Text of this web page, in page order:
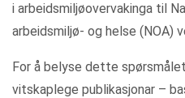
i arbeidsmiljøovervakinga til
arbeidsmiljø- og helse (NOA)
For å belyse dette
vitskaplege publikasjonar –